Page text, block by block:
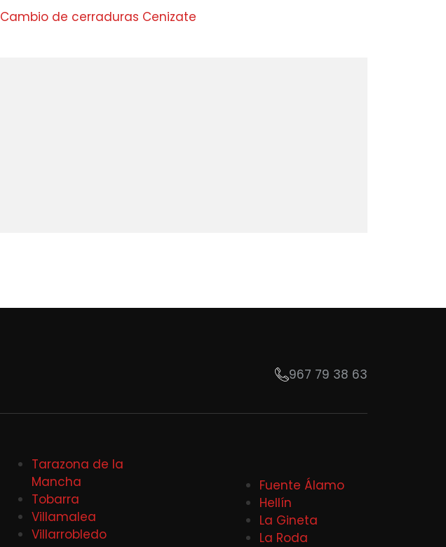
Cambio de cerraduras Cenizate
967 79 38 63
Tarazona de la
Mancha
Tobarra
Villamalea
Villarrobledo
Fuente Álamo
Hellín
La Gineta
La Roda